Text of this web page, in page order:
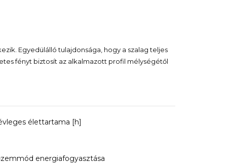
Egyedülálló tulajdonsága, hogy a szalag teljes
fényt biztosít az alkalmazott profil mélységétől
élettartama [h]
energiafogyasztása